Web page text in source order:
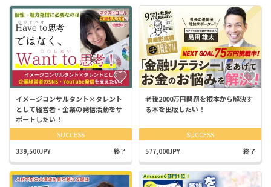
イメージコンサルタント×タレント
として経営者・企業の発信活動をサ
ポートしたい！
SUCCESS
339,500JPY 終了
老後2000万円問題を根本から解決す
る本を出版したい！
SUCCESS
577,000JPY 終了